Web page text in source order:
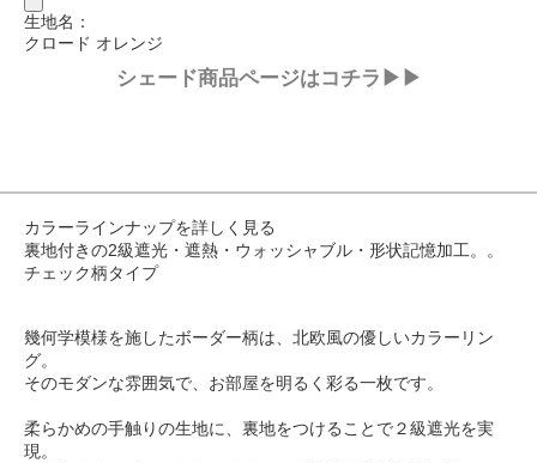
生地名：
クロード オレンジ
シェード商品ページはコチラ▶▶
カラーラインナップを詳しく見る
裏地付きの2級遮光・遮熱・ウォッシャブル・形状記憶加工。。
チェック柄タイプ
幾何学模様を施したボーダー柄は、北欧風の優しいカラーリン
グ。
そのモダンな雰囲気で、お部屋を明るく彩る一枚です。
柔らかめの手触りの生地に、裏地をつけることで２級遮光を実
現。